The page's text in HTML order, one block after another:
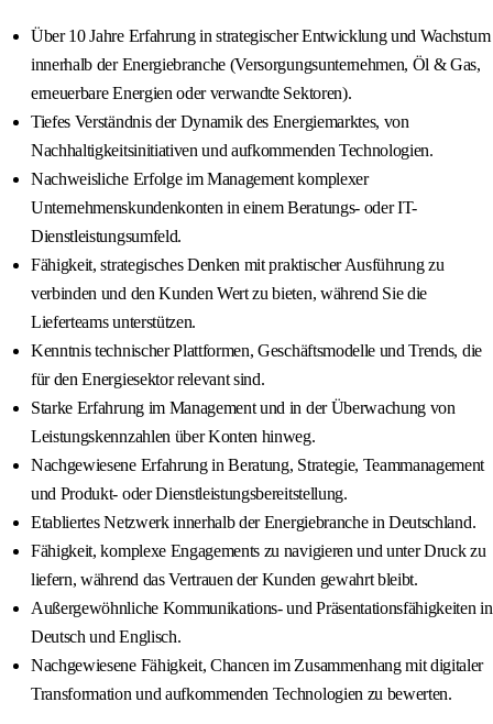
Über 10 Jahre Erfahrung in strategischer Entwicklung und Wachstum
innerhalb der Energiebranche (Versorgungsunternehmen, Öl & Gas,
erneuerbare Energien oder verwandte Sektoren).
Tiefes Verständnis der Dynamik des Energiemarktes, von
Nachhaltigkeitsinitiativen und aufkommenden Technologien.
Nachweisliche Erfolge im Management komplexer
Unternehmenskundenkonten in einem Beratungs- oder IT-
Dienstleistungsumfeld.
Fähigkeit, strategisches Denken mit praktischer Ausführung zu
verbinden und den Kunden Wert zu bieten, während Sie die
Lieferteams unterstützen.
Kenntnis technischer Plattformen, Geschäftsmodelle und Trends, die
für den Energiesektor relevant sind.
Starke Erfahrung im Management und in der Überwachung von
Leistungskennzahlen über Konten hinweg.
Nachgewiesene Erfahrung in Beratung, Strategie, Teammanagement
und Produkt- oder Dienstleistungsbereitstellung.
Etabliertes Netzwerk innerhalb der Energiebranche in Deutschland.
Fähigkeit, komplexe Engagements zu navigieren und unter Druck zu
liefern, während das Vertrauen der Kunden gewahrt bleibt.
Außergewöhnliche Kommunikations- und Präsentationsfähigkeiten in
Deutsch und Englisch.
Nachgewiesene Fähigkeit, Chancen im Zusammenhang mit digitaler
Transformation und aufkommenden Technologien zu bewerten.